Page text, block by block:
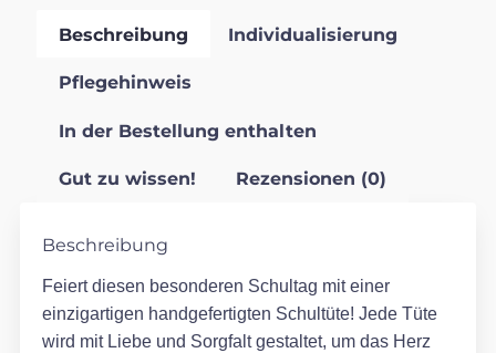
Beschreibung Individualisierung
Pflegehinweis
In der Bestellung enthalten
Gut zu wissen! Rezensionen (0)
Beschreibung
Feiert diesen besonderen Schultag mit einer
einzigartigen handgefertigten Schultüte! Jede Tüte
wird mit Liebe und Sorgfalt gestaltet, um das Herz